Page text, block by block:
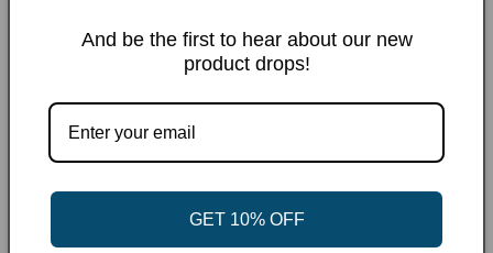
macchinina sarà l’unica cosa che vorrete vedere
oggi 🥰Nei prossimi giorni i casting
di #GrandeFratello arriveranno a NAPOLI 🚗Vi
aspettiamo per conoscervi, ascoltare le vostre storie
And be the first to hear about our new
product drops!
GET 10% OFF